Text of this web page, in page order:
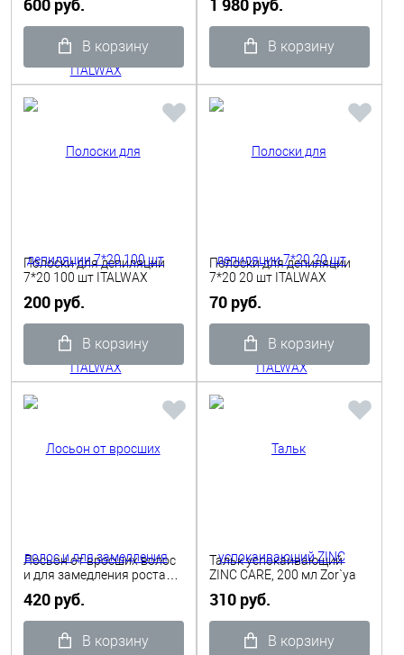
600 руб.
В корзину
1 980 руб.
В корзину
Полоски для депиляции
7*20 100 шт ITALWAX
200 руб.
В корзину
Полоски для депиляции
7*20 20 шт ITALWAX
70 руб.
В корзину
Лосьон от вросших волос
и для замедления роста
IN 1, 200 мл Zor`ya
420 руб.
В корзину
Тальк успокаивающий
ZINC CARE, 200 мл Zor`ya
310 руб.
В корзину